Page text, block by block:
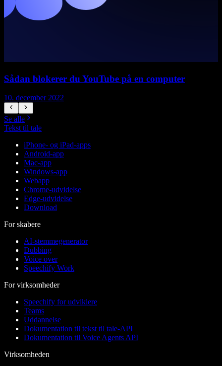
Sådan blokerer du YouTube på en computer
10. december 2022
Se alle
Tekst til tale
iPhone- og iPad-apps
Android-app
Mac-app
Windows-app
Webapp
Chrome-udvidelse
Edge-udvidelse
Download
For skabere
AI-stemmegenerator
Dubbing
Voice over
Speechify Work
For virksomheder
Speechify for udviklere
Teams
Uddannelse
Dokumentation til tekst til tale-API
Dokumentation til Voice Agents API
Virksomheden